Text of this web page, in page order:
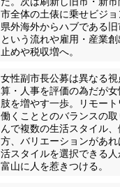
市全体の土俵に乗せビジョ
県外海外からハブである
という流れや雇用・産業
止めや税収増へ。
女性副市長公募は異なる
算・人事を評価の為だが
肢を増やす一歩。リモー
働くこととのバランスの
んで複数の生活スタイル
方、バリエーションがあ
活スタイルを選択できる
富山に人を惹きつける。